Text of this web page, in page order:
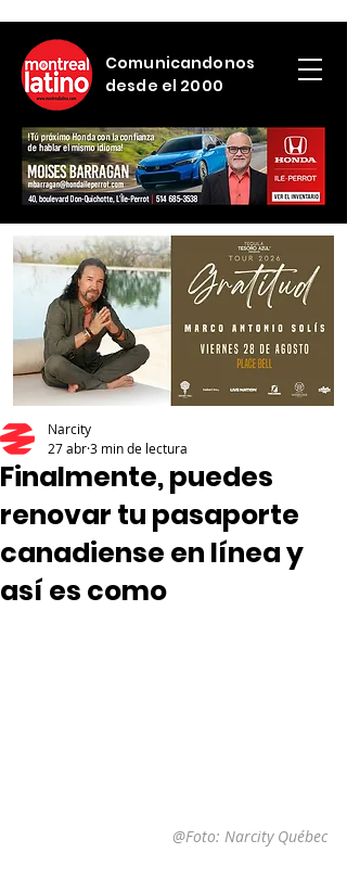
Comunicandonos
desde el 2000
Finalmente, puedes
renovar tu pasaporte
canadiense en línea y
así es como
Narcity
27 abr3 min de lectura
@Foto: Narcity Québec